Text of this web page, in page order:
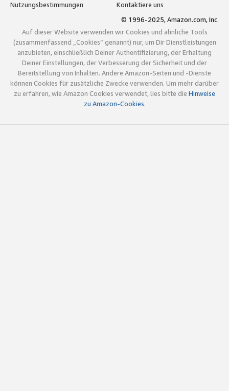
Nutzungsbestimmungen
Kontaktiere uns
© 1996-2025, Amazon.com, Inc.
Auf dieser Website verwenden wir Cookies und ähnliche Tools
(zusammenfassend „Cookies“ genannt) nur, um Dir Dienstleistungen
anzubieten, einschließlich Deiner Authentifizierung, der Erhaltung
Deiner Einstellungen, der Verbesserung der Sicherheit und der
Bereitstellung von Inhalten. Andere Amazon-Seiten und -Dienste
können Cookies für zusätzliche Zwecke verwenden. Um mehr darüber
zu erfahren, wie Amazon Cookies verwendet, lies bitte die Hinweise
zu Amazon-Cookies.